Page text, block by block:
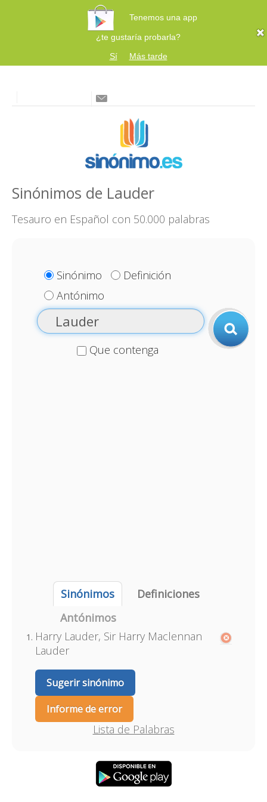
Tenemos una app
¿te gustaría probarla?
Sí
Más tarde
Sinónimos de Lauder
Tesauro en Español con 50.000 palabras
Sinónimo
Definición
Antónimo
Que contenga
Sinónimos
Definiciones
Antónimos
Harry Lauder, Sir Harry Maclennan
Lauder
Sugerir sinónimo
Informe de error
Lista de Palabras